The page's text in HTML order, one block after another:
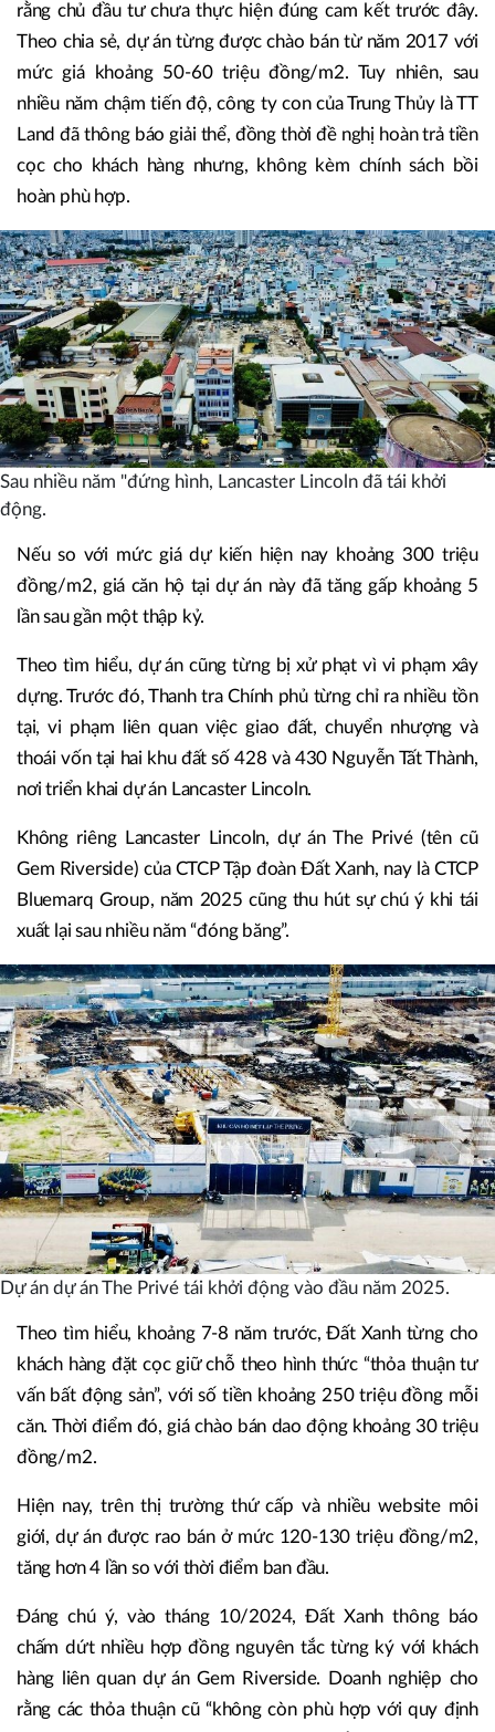
rằng chủ đầu tư chưa thực hiện đúng cam kết trước đây.
Theo chia sẻ, dự án từng được chào bán từ năm 2017 với
mức giá khoảng 50-60 triệu đồng/m2. Tuy nhiên, sau
nhiều năm chậm tiến độ, công ty con của Trung Thủy là TT
Land đã thông báo giải thể, đồng thời đề nghị hoàn trả tiền
cọc cho khách hàng nhưng, không kèm chính sách bồi
hoàn phù hợp.
Sau nhiều năm "đứng hình, Lancaster Lincoln đã tái khởi
động.
Nếu so với mức giá dự kiến hiện nay khoảng 300 triệu
đồng/m2, giá căn hộ tại dự án này đã tăng gấp khoảng 5
lần sau gần một thập kỷ.
Theo tìm hiểu, dự án cũng từng bị xử phạt vì vi phạm xây
dựng. Trước đó, Thanh tra Chính phủ từng chỉ ra nhiều tồn
tại, vi phạm liên quan việc giao đất, chuyển nhượng và
thoái vốn tại hai khu đất số 428 và 430 Nguyễn Tất Thành,
nơi triển khai dự án Lancaster Lincoln.
Không riêng Lancaster Lincoln, dự án The Privé (tên cũ
Gem Riverside) của CTCP Tập đoàn Đất Xanh, nay là CTCP
Bluemarq Group, năm 2025 cũng thu hút sự chú ý khi tái
xuất lại sau nhiều năm “đóng băng”.
Dự án dự án The Privé tái khởi động vào đầu năm 2025.
Theo tìm hiểu, khoảng 7-8 năm trước, Đất Xanh từng cho
khách hàng đặt cọc giữ chỗ theo hình thức “thỏa thuận tư
vấn bất động sản”, với số tiền khoảng 250 triệu đồng mỗi
căn. Thời điểm đó, giá chào bán dao động khoảng 30 triệu
đồng/m2.
Hiện nay, trên thị trường thứ cấp và nhiều website môi
giới, dự án được rao bán ở mức 120-130 triệu đồng/m2,
tăng hơn 4 lần so với thời điểm ban đầu.
Đáng chú ý, vào tháng 10/2024, Đất Xanh thông báo
chấm dứt nhiều hợp đồng nguyên tắc từng ký với khách
hàng liên quan dự án Gem Riverside. Doanh nghiệp cho
rằng các thỏa thuận cũ “không còn phù hợp với quy định